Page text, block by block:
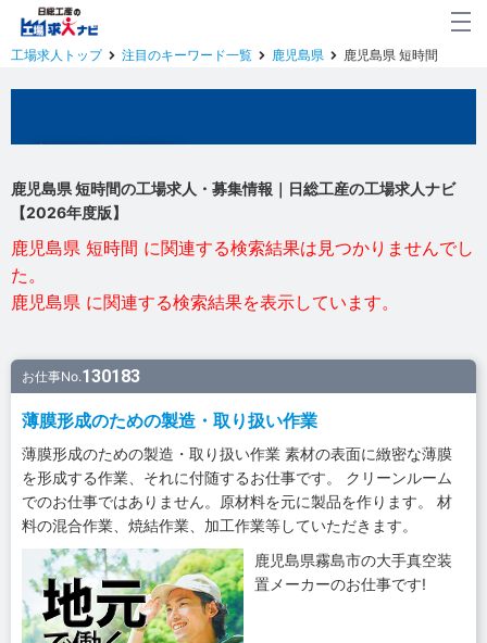
工場求人トップ 注目のキーワード一覧 鹿児島県 鹿児島県 短時間
鹿児島県 短時間の工場求人・募集情報｜日総工産の工場求人ナビ
【2026年度版】
鹿児島県 短時間 に関連する検索結果は見つかりませんでし
た。
鹿児島県 に関連する検索結果を表示しています。
お仕事No.130183
薄膜形成のための製造・取り扱い作業
薄膜形成のための製造・取り扱い作業 素材の表面に緻密な薄膜
を形成する作業、それに付随するお仕事です。 クリーンルーム
でのお仕事ではありません。原材料を元に製品を作ります。 材
料の混合作業、焼結作業、加工作業等していただきます。
鹿児島県霧島市の大手真空装
置メーカーのお仕事です!